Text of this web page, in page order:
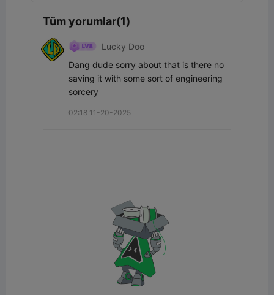
Tüm yorumlar(1)
Lucky Doo
Dang dude sorry about that is there no
saving it with some sort of engineering
sorcery
02:18 11-20-2025